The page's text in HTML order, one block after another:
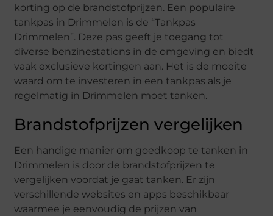
korting op de brandstofprijzen. Een populaire
tankpas in Drimmelen is de “Tankpas
Drimmelen”. Deze pas geeft je toegang tot
diverse benzinestations in de omgeving en biedt
vaak exclusieve kortingen aan. Het is de moeite
waard om te investeren in een tankpas als je
regelmatig in Drimmelen moet tanken.
Brandstofprijzen vergelijken
Een handige manier om goedkoop te tanken in
Drimmelen is door de brandstofprijzen te
vergelijken voordat je gaat tanken. Er zijn
verschillende websites en apps beschikbaar
waarmee je eenvoudig de prijzen van